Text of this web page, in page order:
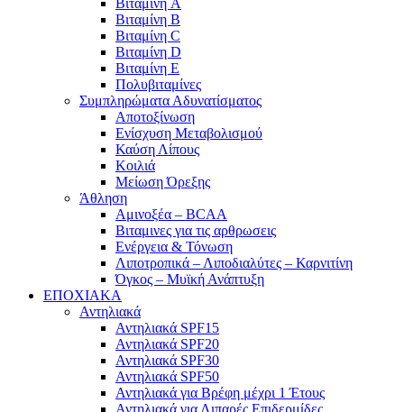
Βιταμίνη A
Βιταμίνη B
Βιταμίνη C
Βιταμίνη D
Βιταμίνη E
Πολυβιταμίνες
Συμπληρώματα Αδυνατίσματος
Αποτοξίνωση
Ενίσχυση Μεταβολισμού
Καύση Λίπους
Κοιλιά
Μείωση Όρεξης
Άθληση
Αμινοξέα – BCAA
Βιταμινες για τις αρθρωσεις
Ενέργεια & Τόνωση
Λιποτροπικά – Λιποδιαλύτες – Καρνιτίνη
Όγκος – Μυϊκή Ανάπτυξη
ΕΠΟΧΙΑΚΑ
Αντηλιακά
Αντηλιακά SPF15
Αντηλιακά SPF20
Αντηλιακά SPF30
Αντηλιακά SPF50
Αντηλιακά για Βρέφη μέχρι 1 Έτους